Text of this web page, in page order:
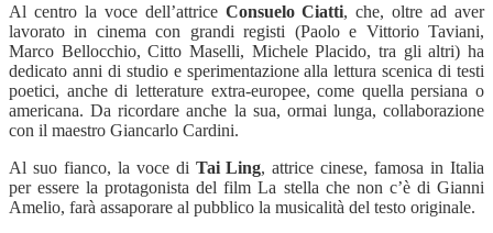
Al centro la voce dell’attrice Consuelo Ciatti, che, oltre ad aver
lavorato in cinema con grandi registi (Paolo e Vittorio Taviani,
Marco Bellocchio, Citto Maselli, Michele Placido, tra gli altri) ha
dedicato anni di studio e sperimentazione alla lettura scenica di testi
poetici, anche di letterature extra-europee, come quella persiana o
americana. Da ricordare anche la sua, ormai lunga, collaborazione
con il maestro Giancarlo Cardini.
Al suo fianco, la voce di Tai Ling, attrice cinese, famosa in Italia
per essere la protagonista del film La stella che non c’è di Gianni
Amelio, farà assaporare al pubblico la musicalità del testo originale.